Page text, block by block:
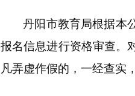
丹阳市教育局根据本
报名信息进行资格审查。
凡弄虚作假的，一经查实